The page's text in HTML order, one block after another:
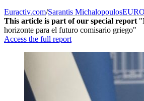
Euractiv.com/Sarantis Michalopoulos
This article is part of our special report
horizonte para el futuro comisario griego"
Access the full report